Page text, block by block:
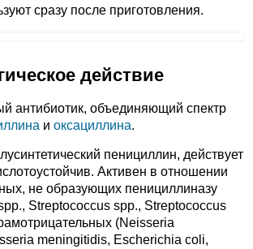
сразу после приготовления.
действие
антибиотик, объединяющий спектр
и оксациллина.
пенициллин, действует
Активен в отношении
не образующих пенициллиназу
Streptococcus spp., Streptococcus
(Neisseria
meningitidis, Escherichia coli,